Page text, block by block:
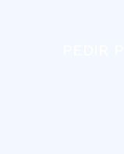
PEDIR